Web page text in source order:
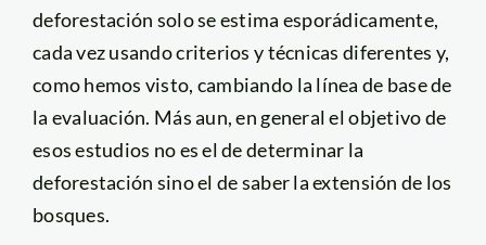
deforestación solo se estima esporádicamente,
cada vez usando criterios y técnicas diferentes y,
como hemos visto, cambiando la línea de base de
la evaluación. Más aun, en general el objetivo de
esos estudios no es el de determinar la
deforestación sino el de saber la extensión de los
bosques.